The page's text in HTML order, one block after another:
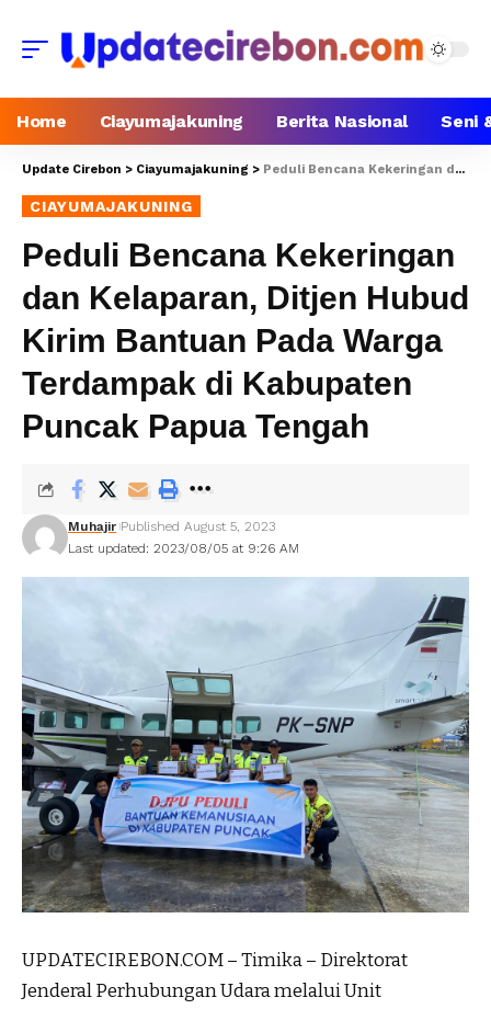
Home Ciayumajakuning Berita Nasional Seni
Update Cirebon > Ciayumajakuning > Peduli Bencana Kekeringan dan Kelaparan, Ditjen Hubud Kirim Bantuan Pada Warga Terdampak di Kabupaten Puncak Papua Tengah
CIAYUMAJAKUNING
Peduli Bencana Kekeringan
dan Kelaparan, Ditjen Hubud
Kirim Bantuan Pada Warga
Terdampak di Kabupaten
Puncak Papua Tengah
Last updated: 2023/08/05 at 9:26 AM
Muhajir Published August 5, 2023
UPDATECIREBON.COM – Timika – Direktorat
Jenderal Perhubungan Udara melalui Unit